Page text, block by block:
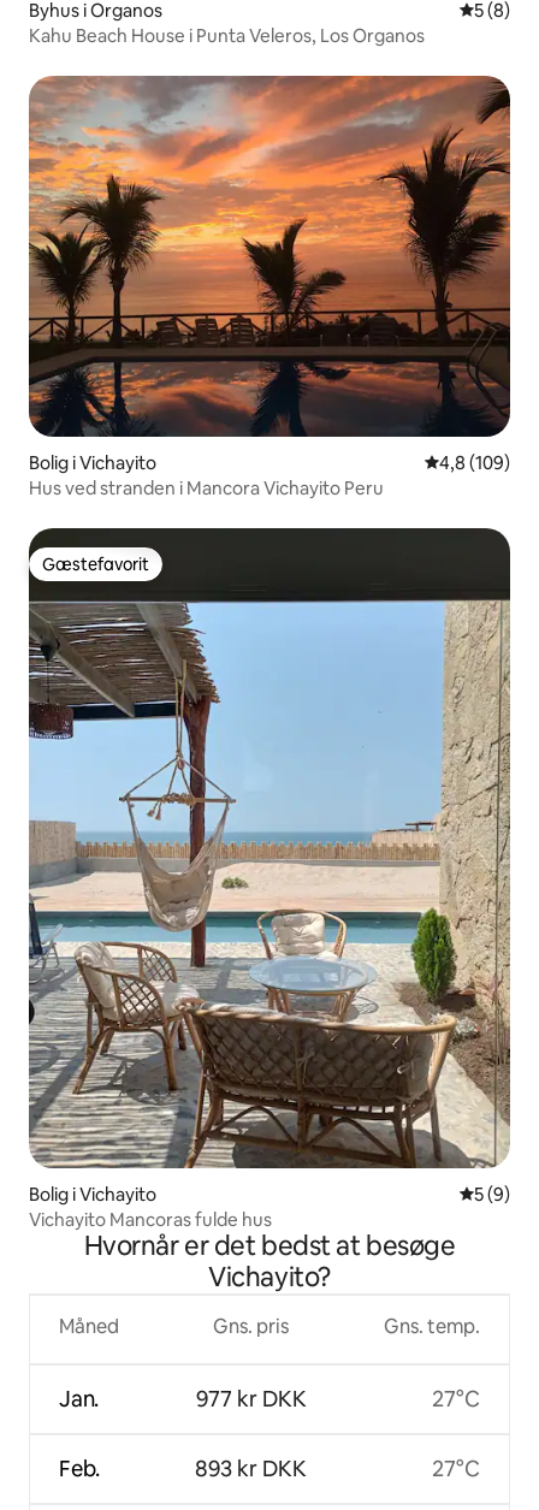
Byhus i Organos 5 ud af 5
5 (8)
Kahu Beach House i Punta Veleros, Los Organos
Bolig i Vichayito 4,8 ud af 5 i
4,8 (109)
Hus ved stranden i Mancora Vichayito Peru
Gæstefavorit
Gæstefavorit
Bolig i Vichayito 5 ud af 5
5 (9)
Vichayito Mancoras fulde hus
Hvornår er det bedst at besøge
Vichayito?
Måned
Jan.
Feb.
Gns. pris
977 kr DKK
893 kr DKK
Gns. temp.
27°C
27°C